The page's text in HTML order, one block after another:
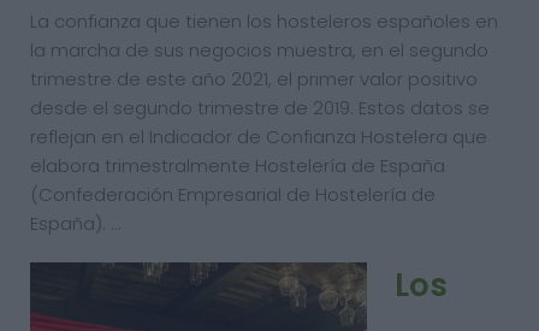
La confianza que tienen los hosteleros españoles en
la marcha de sus negocios muestra, en el segundo
trimestre de este año 2021, el primer valor positivo
desde el segundo trimestre de 2019. Estos datos se
reflejan en el Indicador de Confianza Hostelera que
elabora trimestralmente Hostelería de España
(Confederación Empresarial de Hostelería de
España). …
Los